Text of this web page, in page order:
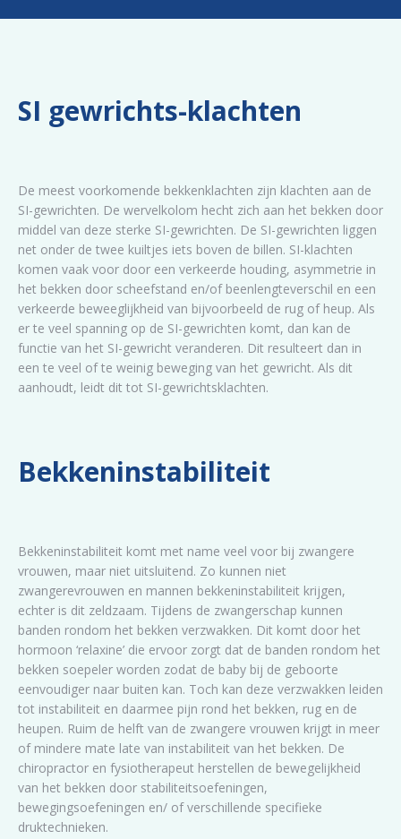
SI gewrichts-klachten
De meest voorkomende bekkenklachten zijn klachten aan de
SI-gewrichten. De wervelkolom hecht zich aan het bekken door
middel van deze sterke SI-gewrichten. De SI-gewrichten liggen
net onder de twee kuiltjes iets boven de billen. SI-klachten
komen vaak voor door een verkeerde houding, asymmetrie in
het bekken door scheefstand en/of beenlengteverschil en een
verkeerde beweeglijkheid van bijvoorbeeld de rug of heup. Als
er te veel spanning op de SI-gewrichten komt, dan kan de
functie van het SI-gewricht veranderen. Dit resulteert dan in
een te veel of te weinig beweging van het gewricht. Als dit
aanhoudt, leidt dit tot SI-gewrichtsklachten.
Bekkeninstabiliteit
Bekkeninstabiliteit komt met name veel voor bij zwangere
vrouwen, maar niet uitsluitend. Zo kunnen niet
zwangerevrouwen en mannen bekkeninstabiliteit krijgen,
echter is dit zeldzaam. Tijdens de zwangerschap kunnen
banden rondom het bekken verzwakken. Dit komt door het
hormoon ‘relaxine’ die ervoor zorgt dat de banden rondom het
bekken soepeler worden zodat de baby bij de geboorte
eenvoudiger naar buiten kan. Toch kan deze verzwakken leiden
tot instabiliteit en daarmee pijn rond het bekken, rug en de
heupen. Ruim de helft van de zwangere vrouwen krijgt in meer
of mindere mate late van instabiliteit van het bekken. De
chiropractor en fysiotherapeut herstellen de bewegelijkheid
van het bekken door stabiliteitsoefeningen,
bewegingsoefeningen en/ of verschillende specifieke
druktechnieken.